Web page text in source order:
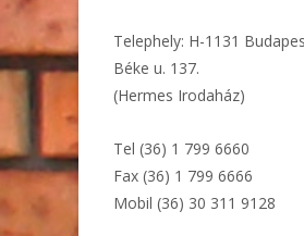
Telephely: H-1131
Béke u. 137.
(Hermes Irodaház)
Tel (36) 1 799 6660
Fax (36) 1 799 6666
Mobil (36) 30 311 9128